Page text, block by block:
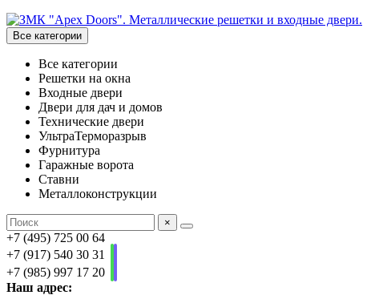
Все категории
Все категории
Решетки на окна
Входные двери
Двери для дач и домов
Технические двери
УльтраТерморазрыв
Фурнитура
Гаражные ворота
Ставни
Металлоконструкции
×
+7 (495) 725 00 64
+7 (917) 540 30 31
+7 (985) 997 17 20
Наш адрес: